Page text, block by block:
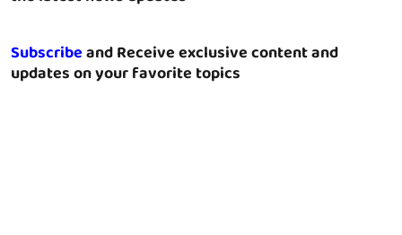
Subscribeand Receive exclusive content and
updates on your favorite topics